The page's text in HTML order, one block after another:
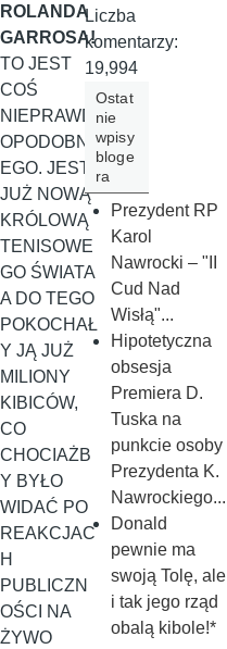
ROLANDA
GARROSA!
TO JEST
COŚ
NIEPRAWD
OPODOBN
EGO. JEST
JUŻ NOWĄ
KRÓLOWĄ
TENISOWE
GO ŚWIATA
A DO TEGO
POKOCHAŁ
Y JĄ JUŻ
MILIONY
KIBICÓW,
CO
CHOCIAŻB
Y BYŁO
WIDAĆ PO
REAKCJAC
H
PUBLICZN
OŚCI NA
ŻYWO
Liczba
komentarzy:
19,994
Ostat
nie
wpisy
bloge
ra
Prezydent RP
Karol
Nawrocki – "II
Cud Nad
Wisłą"...
Hipotetyczna
obsesja
Premiera D.
Tuska na
punkcie osoby
Prezydenta K.
Nawrockiego...
Donald
pewnie ma
swoją Tolę, ale
i tak jego rząd
obalą kibole!*